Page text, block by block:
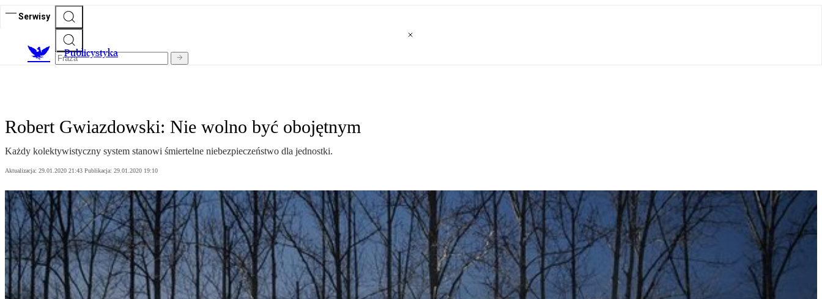
Serwisy
Publicystyka
Robert Gwiazdowski: Nie wolno być obojętnym
Każdy kolektywistyczny system stanowi śmiertelne niebezpieczeństwo dla jednostki.
Aktualizacja: 29.01.2020 21:43 Publikacja: 29.01.2020 19:10